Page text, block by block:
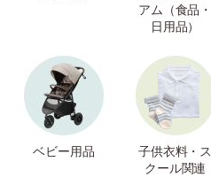
アム（食品・
日用品）
ベビー用品
子供衣料・ス
クール関連